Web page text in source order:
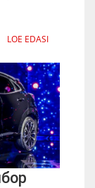
LOE EDASI